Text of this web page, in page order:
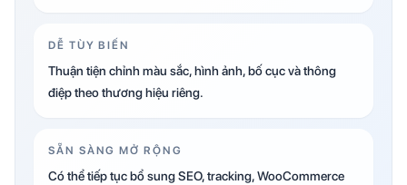
DỄ TÙY BIẾN
Thuận tiện chỉnh màu sắc, hình ảnh, bố cục và thông
điệp theo thương hiệu riêng.
SẴN SÀNG MỞ RỘNG
Có thể tiếp tục bổ sung SEO, tracking, WooCommerce